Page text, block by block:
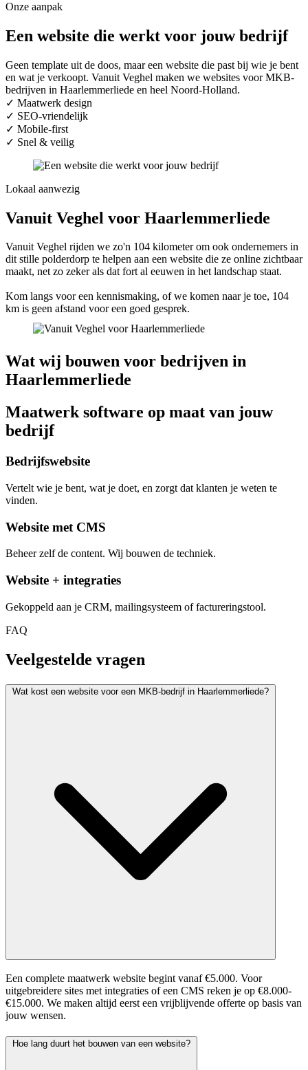
Onze aanpak
Een website die werkt voor jouw bedrijf
Geen template uit de doos, maar een website die past bij wie je bent
en wat je verkoopt. Vanuit Veghel maken we websites voor MKB-
bedrijven in Haarlemmerliede en heel Noord-Holland.
✓ Maatwerk design
✓ SEO-vriendelijk
✓ Mobile-first
✓ Snel & veilig
Lokaal aanwezig
Vanuit Veghel voor Haarlemmerliede
Vanuit Veghel rijden we zo'n 104 kilometer om ook ondernemers in
dit stille polderdorp te helpen aan een website die ze online zichtbaar
maakt, net zo zeker als dat fort al eeuwen in het landschap staat.
Kom langs voor een kennismaking, of we komen naar je toe, 104
km is geen afstand voor een goed gesprek.
Wat wij bouwen voor bedrijven in
Haarlemmerliede
Maatwerk software op maat van jouw
bedrijf
Bedrijfswebsite
Vertelt wie je bent, wat je doet, en zorgt dat klanten je weten te
vinden.
Website met CMS
Beheer zelf de content. Wij bouwen de techniek.
Website + integraties
Gekoppeld aan je CRM, mailingsysteem of factureringstool.
FAQ
Veelgestelde vragen
Wat kost een website voor een MKB-bedrijf in Haarlemmerliede?
Een complete maatwerk website begint vanaf €5.000. Voor
uitgebreidere sites met integraties of een CMS reken je op €8.000-
€15.000. We maken altijd eerst een vrijblijvende offerte op basis van
jouw wensen.
Hoe lang duurt het bouwen van een website?